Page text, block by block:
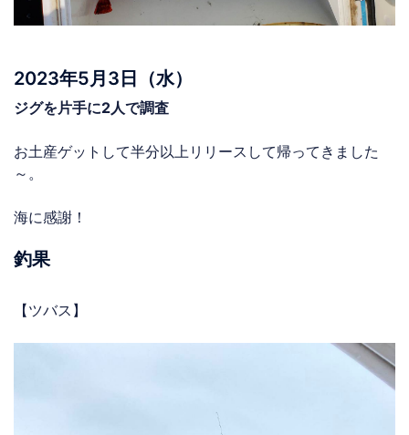
2023年5月3日（水）
ジグを片手に2人で調査
お土産ゲットして半分以上リリースして帰ってきました
～。
海に感謝！
釣果
【ツバス】